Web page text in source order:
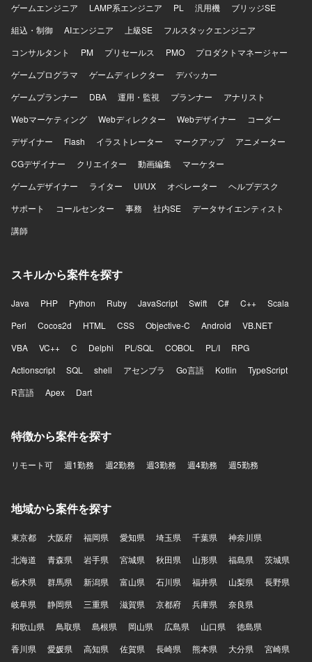
ゲームエンジニア
LAMP系エンジニア PL 汎用機
ブリッジSE
組込・制御
AIエンジニア 上級SE
フルスタックエンジニア
コンサルタント
PM プリセールス PMO
プロダクトマネージャー
ゲームプログラマ
ゲームディレクター
デバッカー
ゲームプランナー
DBA 運用・監視 プランナー
アナリスト
Webマーケティング
Webディレクター Webデザイナー
コーダー
デザイナー
Flash イラストレーター マークアップ
アニメーター
CGデザイナー
クリエイター 動画編集
マーケター
ゲームデザイナー
ライター UI/UX オペレーター
ヘルプデスク
サポート
コールセンター 事務 社内SE
データサイエンティスト
講師
スキルから案件を探す
Java PHP Python Ruby JavaScript Swift C# C++
Scala
Perl
Cocos2d HTML CSS Objective-C Android
VB.NET
VBA
VC++ C Delphi PL/SQL COBOL PL/I
RPG
Actionscript
SQL shell アセンブラ Go言語 Kotlin
TypeScript
R言語
Apex Dart
特徴から案件を探す
リモート可 週1勤務 週2勤務 週3勤務 週4勤務 週5勤務
地域から案件を探す
東京都 大阪府 福岡県 愛知県 埼玉県 千葉県
神奈川県
北海道
青森県 岩手県 宮城県 秋田県 山形県 福島県
茨城県
栃木県
群馬県 新潟県 富山県 石川県 福井県 山梨県
長野県
岐阜県
静岡県 三重県 滋賀県 京都府 兵庫県
奈良県
和歌山県
鳥取県 島根県 岡山県 広島県 山口県
徳島県
香川県
愛媛県 高知県 佐賀県 長崎県 熊本県 大分県 宮崎県